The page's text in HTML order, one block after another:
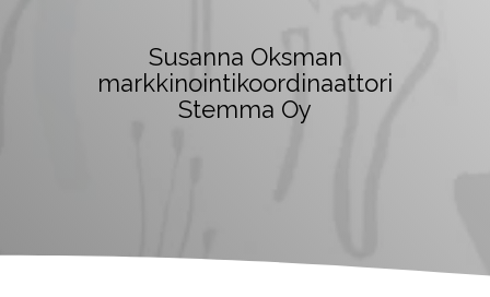
Susanna Oksman
markkinointikoordinaattori
Stemma Oy